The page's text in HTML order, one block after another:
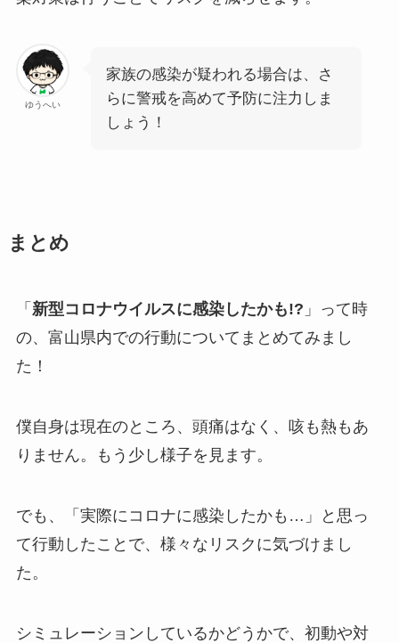
ゆうへい
家族の感染が疑われる場合は、さ
らに警戒を高めて予防に注力しま
しょう！
まとめ
「 新型コロナウイルスに感染したかも!? 」って時
の、富山県内での行動についてまとめてみまし
た！
僕自身は現在のところ、頭痛はなく、咳も熱もあ
りません。もう少し様子を見ます。
でも、「実際にコロナに感染したかも…」と思っ
て行動したことで、様々なリスクに気づけまし
た。
シミュレーションしているかどうかで、初動や対